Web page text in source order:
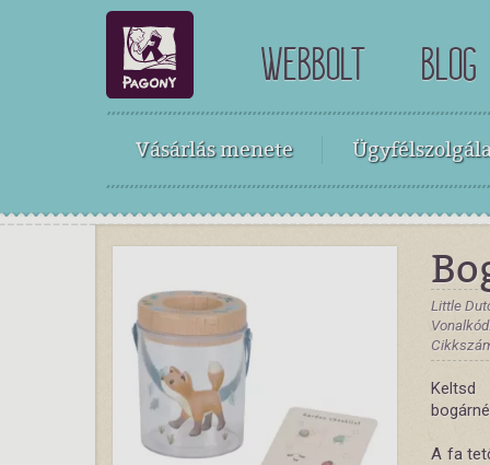
WEBBOLT BLOG
Vásárlás menete
Little
A fa